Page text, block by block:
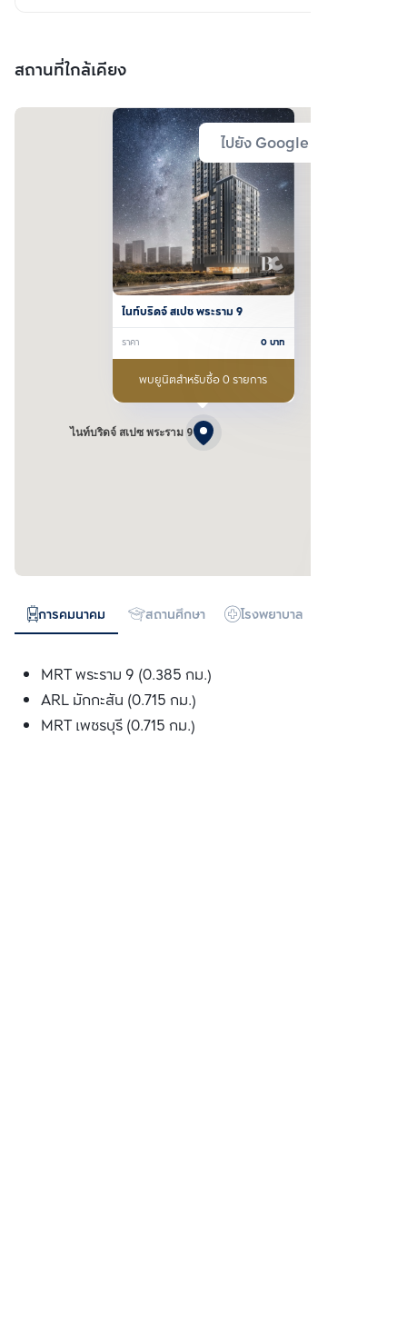
สถานที่ใกล้เคียง
ไปยัง Google Map
ไนท์บริดจ์ สเปซ พระราม 9
ไนท์บริดจ์ สเปซ พระราม 9
ราคา 0บาท
พบยูนิตสำหรับซื้อ 0 รายการ
การคมนาคม สถานศึกษา โรงพยาบาล
MRT พระราม 9 (0.385 กม.)
ARL มักกะสัน (0.715 กม.)
MRT เพชรบุรี (0.715 กม.)